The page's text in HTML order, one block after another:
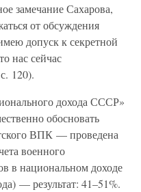
замечание Сахарова,
от обсуждения
допуск к секретной
нас сейчас
120).
дохода СССР»
обосновать
ВПК — проведена
военного
в национальном доходе
— результат: 41–51%.